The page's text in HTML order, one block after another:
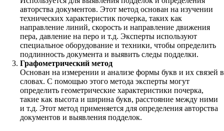
авторства документов. Этот метод основан на изучении
технических характеристик почерка, таких как
направление линий, скорость и направление движения
пера, давление на перо и т.д. Эксперты используют
специальное оборудование и техники, чтобы определить
подлинность документа и выявить следы подделки.
Графометрический метод
Основан на измерении и анализе формы букв и их связей в
словах. С помощью этого метода эксперты могут
определить геометрические характеристики почерка,
такие как высота и ширина букв, расстояние между ними
и т.д. Этот метод применяется для определения авторства
документов и выявления подделок.